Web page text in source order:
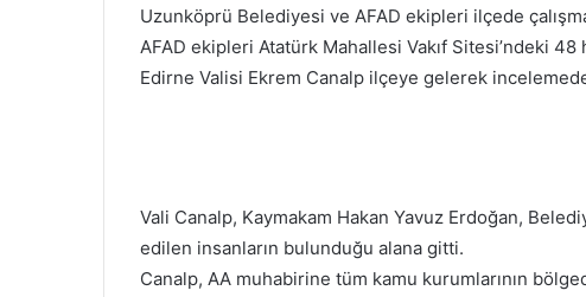
Uzunköprü Belediyesi ve AFAD ekipleri ilçede
AFAD ekipleri Atatürk Mahallesi Vakıf Sitesi’ndeki
Edirne Valisi Ekrem Canalp ilçeye gelerek
Vali Canalp, Kaymakam Hakan Yavuz Erdoğan,
edilen insanların bulunduğu alana gitti.
Canalp, AA muhabirine tüm kamu kurumlarının